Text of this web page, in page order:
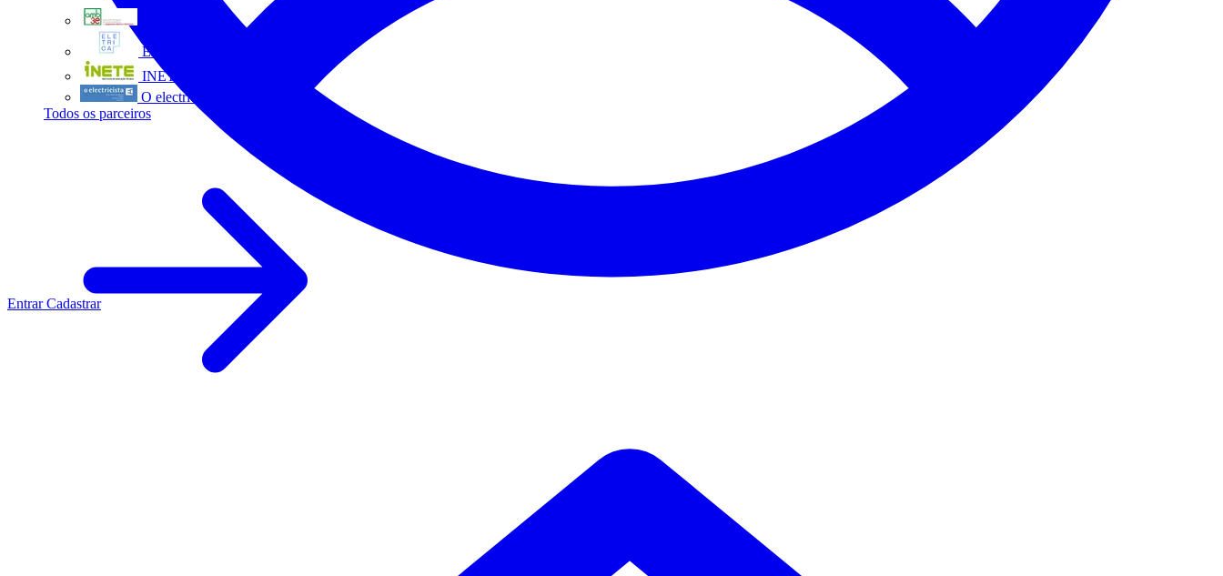
Eletrica
INETE
O electricista
Todos os parceiros
EntrarCadastrar